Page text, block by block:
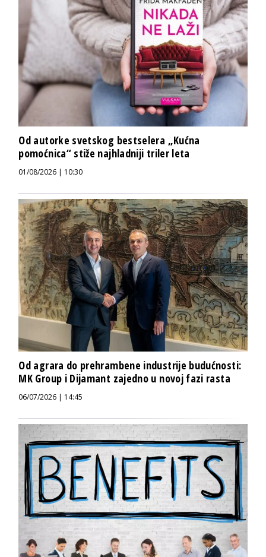
Od autorke svetskog bestselera „Kućna
pomoćnica“ stiže najhladniji triler leta
01/08/2026 | 10:30
Od agrara do prehrambene industrije budućnosti:
MK Group i Dijamant zajedno u novoj fazi rasta
06/07/2026 | 14:45